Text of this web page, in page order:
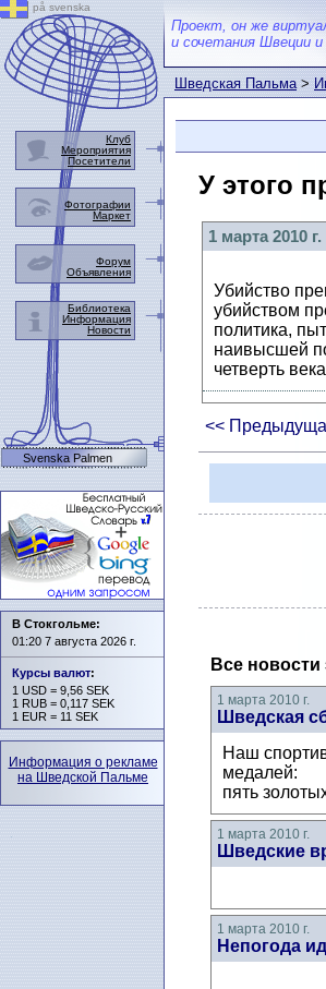
Проект, он же
и сочетания Швеции
Шведская Пальма>
У этого
1 марта 2010 г.
Убийство
убийством
политика,
наивысшей
четверть
<<
Все новости
1 марта 2010 г.
Шведская
Наш
медалей:
пять
1 марта 2010 г.
Шведские
1 марта 2010 г.
Непогода
på svenska
Клуб
Мероприятия
Посетители
Фотографии
Маркет
Форум
Объявления
Библиотека
Информация
Новости
Svenska Palmen
В Стокгольме:
01:20 7 августа 2026 г.
Курсы валют:
1 USD = 9,56 SEK
1 RUB = 0,117 SEK
1 EUR = 11 SEK
Информация о рекламе
на Шведской Пальме